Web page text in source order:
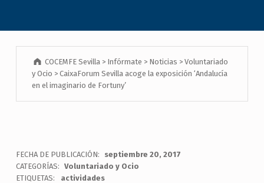
COCEMFE Sevilla > Infórmate > Noticias >Voluntariado
y Ocio > CaixaForum Sevilla acoge la exposición ‘Andalucía
en el imaginario de Fortuny’
FECHA DE PUBLICACIÓN:
septiembre 20, 2017
CATEGORÍAS: Voluntariado y Ocio
ETIQUETAS:
actividades